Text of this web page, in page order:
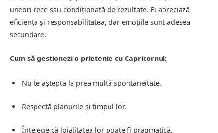
uneori rece sau condiționată de rezultate. Ei apreciază
eficiența și responsabilitatea, dar emoțiile sunt adesea
secundare.
Cum să gestionezi o prietenie cu Capricornul:
Nu te aștepta la prea multă spontaneitate.
Respectă planurile și timpul lor.
Înțelege că loialitatea lor poate fi pragmatică.